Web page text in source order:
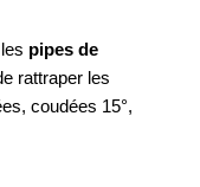
pipes de
rattraper les
coudées 15°,